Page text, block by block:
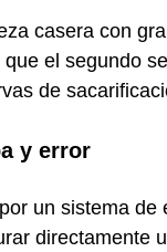
casera con
el segundo
de
y error
un sistema de
directamente